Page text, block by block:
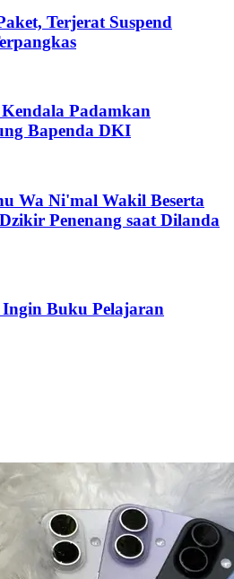
Terjerat Suspend
Padamkan
Bapenda DKI
Wa Ni'mal Wakil Beserta
Penenang saat Dilanda
Buku Pelajaran